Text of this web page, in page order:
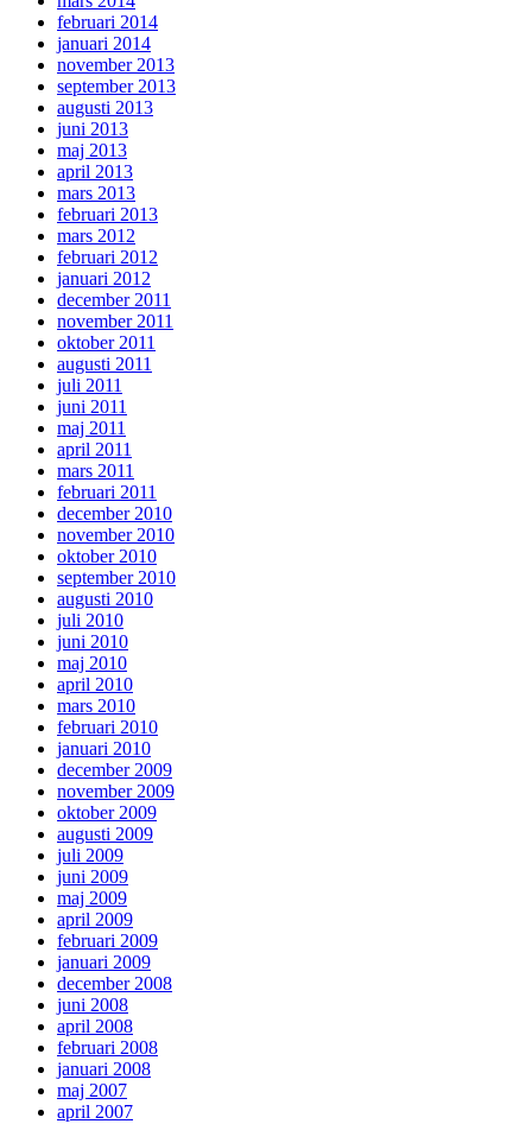
februari 2014
januari 2014
november 2013
september 2013
augusti 2013
juni 2013
maj 2013
april 2013
mars 2013
februari 2013
mars 2012
februari 2012
januari 2012
december 2011
november 2011
oktober 2011
augusti 2011
juli 2011
juni 2011
maj 2011
april 2011
mars 2011
februari 2011
december 2010
november 2010
oktober 2010
september 2010
augusti 2010
juli 2010
juni 2010
maj 2010
april 2010
mars 2010
februari 2010
januari 2010
december 2009
november 2009
oktober 2009
augusti 2009
juli 2009
juni 2009
maj 2009
april 2009
februari 2009
januari 2009
december 2008
juni 2008
april 2008
februari 2008
januari 2008
maj 2007
april 2007